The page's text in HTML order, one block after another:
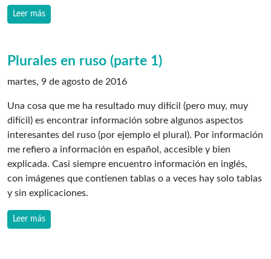
Leer más
Plurales en ruso (parte 1)
martes, 9 de agosto de 2016
Una cosa que me ha resultado muy difícil (pero muy, muy
difícil) es encontrar información sobre algunos aspectos
interesantes del ruso (por ejemplo el plural). Por información
me refiero a información en español, accesible y bien
explicada. Casi siempre encuentro información en inglés,
con imágenes que contienen tablas o a veces hay solo tablas
y sin explicaciones.
Leer más